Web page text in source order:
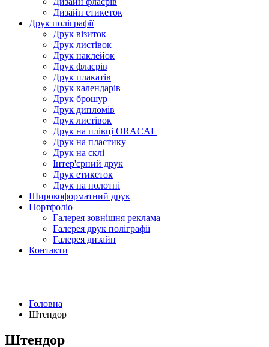
Дизайн етикеток
Друк поліграфії
Друк візиток
Друк листівок
Друк наклейок
Друк флаєрів
Друк плакатів
Друк календарів
Друк брошур
Друк дипломів
Друк листівок
Друк на плівці ORACAL
Друк на пластику
Друк на склі
Інтер'єрний друк
Друк етикеток
Друк на полотні
Широкоформатний друк
Портфоліо
Галерея зовнішня реклама
Галерея друк поліграфії
Галерея дизайн
Контакти
Головна
Штендор
Штендор